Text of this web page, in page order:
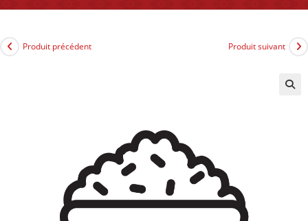
Produit précédent Produit suivant